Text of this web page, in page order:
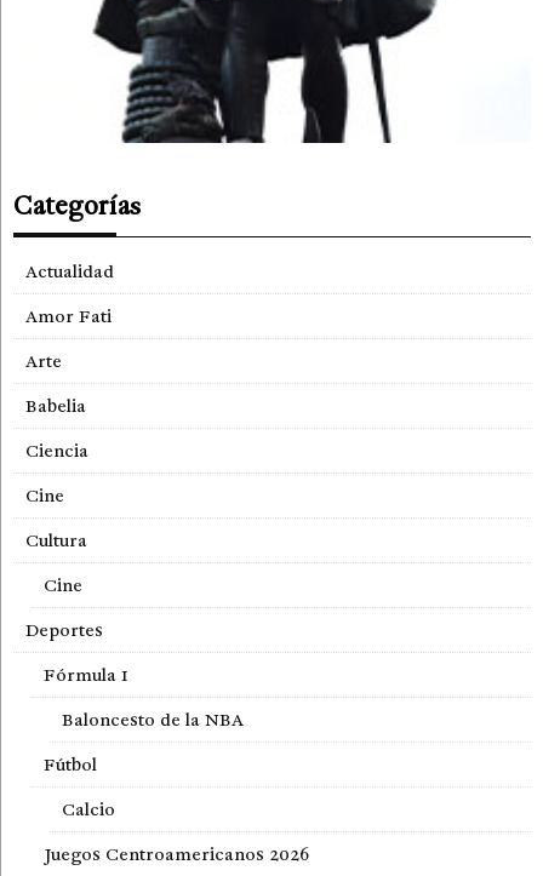
Categorías
Actualidad
Amor Fati
Arte
Babelia
Ciencia
Cine
Cultura
Cine
Deportes
Fórmula 1
Baloncesto de la NBA
Fútbol
Calcio
Juegos Centroamericanos 2026